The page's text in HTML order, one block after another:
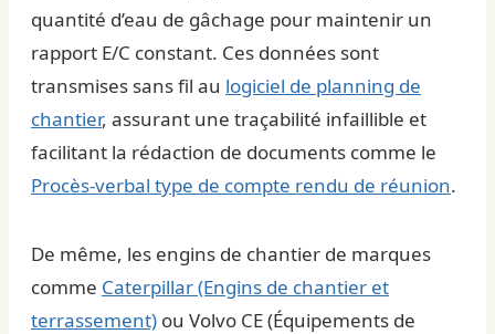
quantité d’eau de gâchage pour maintenir un
rapport E/C constant. Ces données sont
transmises sans fil au logiciel de planning de
chantier, assurant une traçabilité infaillible et
facilitant la rédaction de documents comme le
Procès-verbal type de compte rendu de réunion.
De même, les engins de chantier de marques
comme Caterpillar (Engins de chantier et
terrassement) ou Volvo CE (Équipements de